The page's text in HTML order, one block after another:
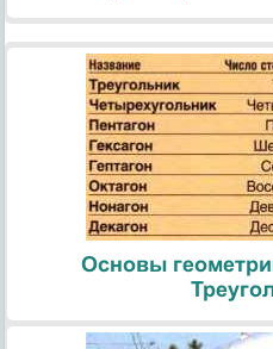
Основы